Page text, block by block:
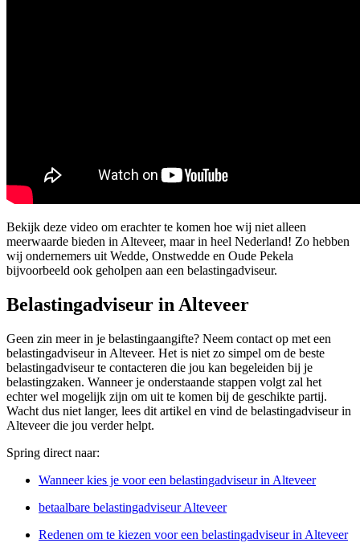
Bekijk deze video om erachter te komen hoe wij niet alleen
meerwaarde bieden in Alteveer, maar in heel Nederland! Zo hebben
wij ondernemers uit Wedde, Onstwedde en Oude Pekela
bijvoorbeeld ook geholpen aan een belastingadviseur.
Belastingadviseur in Alteveer
Geen zin meer in je belastingaangifte? Neem contact op met een
belastingadviseur in Alteveer. Het is niet zo simpel om de beste
belastingadviseur te contacteren die jou kan begeleiden bij je
belastingzaken. Wanneer je onderstaande stappen volgt zal het
echter wel mogelijk zijn om uit te komen bij de geschikte partij.
Wacht dus niet langer, lees dit artikel en vind de belastingadviseur in
Alteveer die jou verder helpt.
Spring direct naar:
Wanneer kies je voor een belastingadviseur in Alteveer
betaalbare belastingadviseur Alteveer
Redenen om te kiezen voor een belastingadviseur in Alteveer